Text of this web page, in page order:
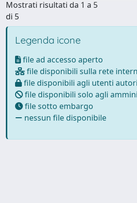
Mostrati risultati da 1 a 5
di 5
Legenda icone
file ad accesso aperto
file disponibili sulla rete
file disponibili agli utenti
file disponibili solo agli
file sotto embargo
nessun file disponibile